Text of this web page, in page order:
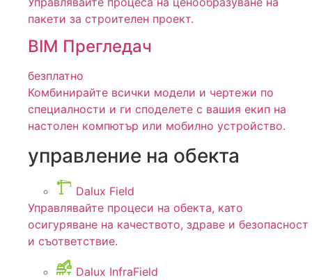
пакети за строителен проект.
BIM Прегледач
безплатно
Комбинирайте всички модели и чертежи по
специалности и ги споделете с вашия екип на
настолен компютър или мобилно устройство.
управление на обекта
Dalux Field
Управлявайте процеси на обекта, като
осигуряване на качеството, здраве и безопасност
и съответствие.
Dalux InfraField